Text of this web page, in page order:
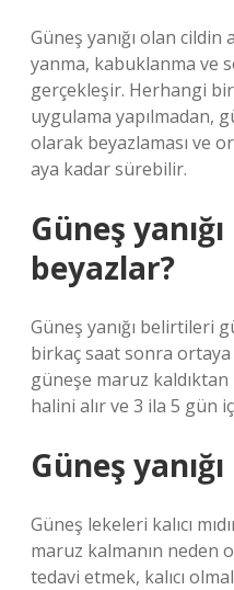
Güneş yanığı olan cildin
yanma, kabuklanma ve
gerçekleşir. Herhangi
uygulama yapılmadan,
olarak beyazlaması ve
aya kadar sürebilir.
Güneş
beyazlar?
Güneş yanığı belirtileri
birkaç saat sonra ortaya
güneşe maruz
halini alır ve 3 ila 5 gün
Güneş
Güneş lekeleri kalıcı
maruz kalmanın neden
tedavi etmek, kalıcı